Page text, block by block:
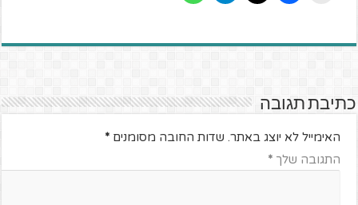
כתיבת תגובה
האימייל לא יוצג באתר. שדות החובה מסומנים*
התגובה שלך*